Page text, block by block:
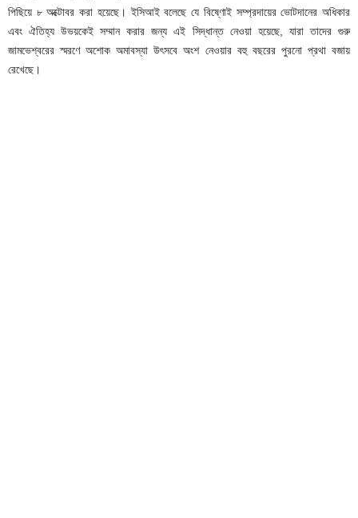
পিছিয়ে ৮ অক্টোবর করা হয়েছে। ইসিআই বলেছে যে বিষ্ণোই সম্প্রদায়ের ভোটদানের অধিকার
এবং ঐতিহ্য উভয়কেই সম্মান করার জন্য এই সিদ্ধান্ত নেওয়া হয়েছে, যারা তাদের গুরু
জামভেশ্বরের স্মরণে অশোক অমাবস্যা উৎসবে অংশ নেওয়ার বহু বছরের পুরনো প্রথা বজায়
রেখেছে।